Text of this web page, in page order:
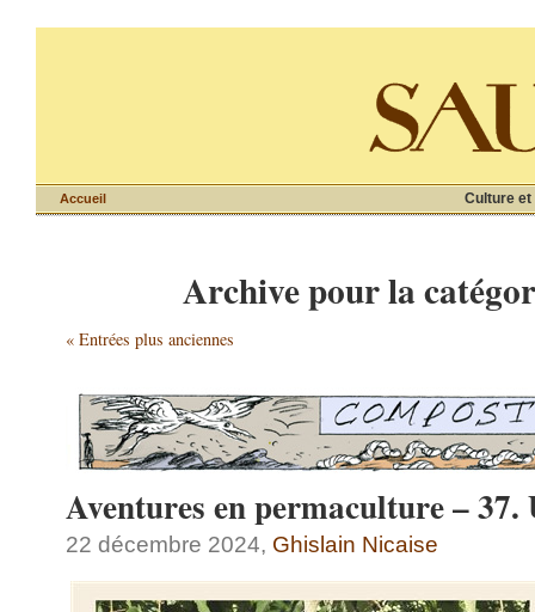
Culture et
Accueil
Archive pour la
« Entrées plus anciennes
Aventures en permaculture –
22 décembre 2024, Ghislain Nicaise